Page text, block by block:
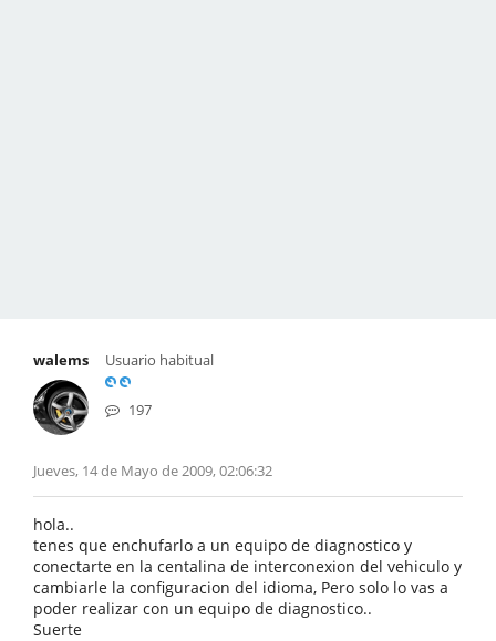
walems Usuario habitual
197
Jueves, 14 de Mayo de 2009, 02:06:32
hola..
tenes que enchufarlo a un equipo de diagnostico y
conectarte en la centalina de interconexion del vehiculo y
cambiarle la configuracion del idioma, Pero solo lo vas a
poder realizar con un equipo de diagnostico..
Suerte